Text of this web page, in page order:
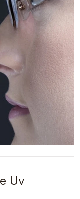
Uv